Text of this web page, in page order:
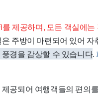
제공하며, 모든 객실에
주방이 마련되어 있어
경을 감상할 수 있습니다.
공되어 여행객들의 편의